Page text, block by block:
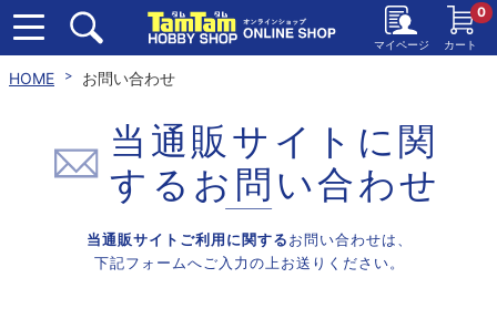
マイページ カート
0
HOME お問い合わせ
当通販サイトに関
する お問い合わせ
当通販サイトご利用に関する お問い合わせは、
下記フォームへご入力の上お送りください。